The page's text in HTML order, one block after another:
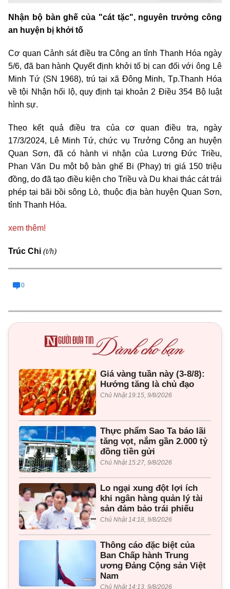
Nhận bộ bàn ghế của "cát tặc", nguyên trưởng công
an huyện bị khởi tố
Cơ quan Cảnh sát điều tra Công an tỉnh Thanh Hóa ngày
5/6, đã ban hành Quyết định khởi tố bị can đối với ông Lê
Minh Tứ (SN 1968), trú tại xã Đông Minh, Tp.Thanh Hóa
về tội Nhận hối lộ, quy định tại khoản 2 Điều 354 Bộ luật
hình sự.
Theo kết quả điều tra của cơ quan điều tra, ngày
17/3/2024, Lê Minh Tứ, chức vụ Trưởng Công an huyện
Quan Sơn, đã có hành vi nhận của Lương Đức Triều,
Phan Văn Du một bộ bàn ghế Bi (Phay) trị giá 150 triệu
đồng, do đã tạo điều kiện cho Triều và Du khai thác cát trái
phép tại bãi bồi sông Lò, thuộc địa bàn huyện Quan Sơn,
tỉnh Thanh Hóa.
xem thêm!
Trúc Chi (t/h)
0
Giá vàng tuần này (3-8/8):
Hướng tăng là chủ đạo
Chủ Nhật 19:15, 9/8/2026
Thực phẩm Sao Ta báo lãi
tăng vọt, nắm gần 2.000 tỷ
đồng tiền gửi
Chủ Nhật 15:27, 9/8/2026
Lo ngại xung đột lợi ích
khi ngân hàng quản lý tài
sản đảm bảo trái phiếu
Chủ Nhật 14:18, 9/8/2026
Thông cáo đặc biệt của
Ban Chấp hành Trung
ương Đảng Cộng sản Việt
Nam
Chủ Nhật 14:13, 9/8/2026